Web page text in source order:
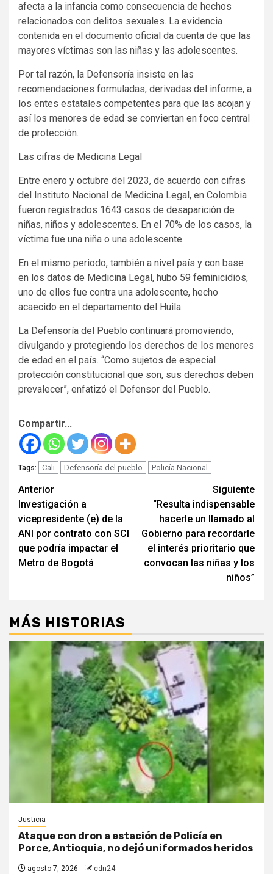
afecta a la infancia como consecuencia de hechos
relacionados con delitos sexuales. La evidencia
contenida en el documento oficial da cuenta de que las
mayores víctimas son las niñas y las adolescentes.
Por tal razón, la Defensoría insiste en las
recomendaciones formuladas, derivadas del informe, a
los entes estatales competentes para que las acojan y
así los menores de edad se conviertan en foco central
de protección.
Las cifras de Medicina Legal
Entre enero y octubre del 2023, de acuerdo con cifras
del Instituto Nacional de Medicina Legal, en Colombia
fueron registrados 1643 casos de desaparición de
niñas, niños y adolescentes. En el 70% de los casos, la
víctima fue una niña o una adolescente.
En el mismo periodo, también a nivel país y con base
en los datos de Medicina Legal, hubo 59 feminicidios,
uno de ellos fue contra una adolescente, hecho
acaecido en el departamento del Huila.
La Defensoría del Pueblo continuará promoviendo,
divulgando y protegiendo los derechos de los menores
de edad en el país. “Como sujetos de especial
protección constitucional que son, sus derechos deben
prevalecer”, enfatizó el Defensor del Pueblo.
Compartir...
Tags: Cali Defensoría del pueblo Policía Nacional
Seguir
leyendo
Anterior
Investigación a
vicepresidente (e) de la
ANI por contrato con SCI
que podría impactar el
Metro de Bogotá
Siguiente
“Resulta indispensable
hacerle un llamado al
Gobierno para recordarle
el interés prioritario que
convocan las niñas y los
niños”
MÁS HISTORIAS
Justicia
Ataque con dron a estación de Policía en
Porce, Antioquia, no dejó uniformados heridos
agosto 7, 2026 cdn24